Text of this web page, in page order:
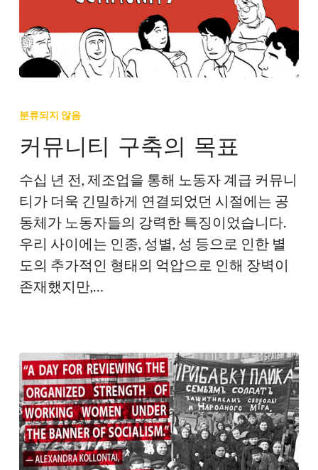
뮤
티
구
축
의
목
표
분류되지 않음
커뮤니티 구축의 목표
수십 년 전, 제조업을 통해 노동자 계급 커뮤니
티가 더욱 긴밀하게 연결되었던 시절에는 공
동체가 노동자들의 강력한 특징이었습니다.
우리 사이에는 인종, 성별, 성 등으로 인한 별
도의 추가적인 형태의 억압으로 인해 장벽이
존재했지만,…